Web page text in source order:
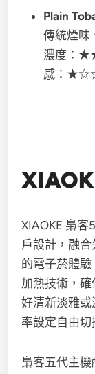
Plain
傳統煙味
濃度
感：
XIAOKE 梟客
戶設計，融
的電子菸體
加熱技術，
好清新淡雅
率設定自由切
梟客五代主